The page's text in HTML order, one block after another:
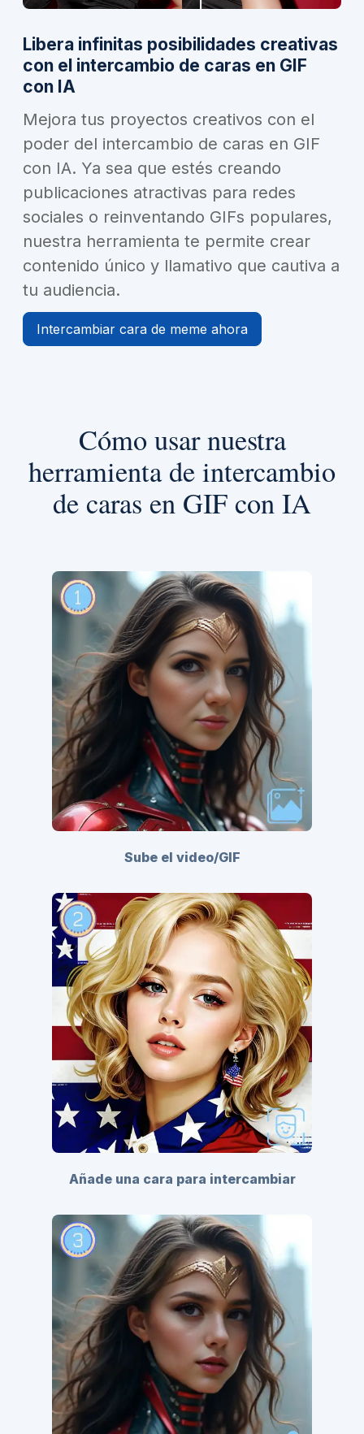
Libera infinitas posibilidades creativas
con el intercambio de caras en GIF
con IA
Mejora tus proyectos creativos con el
poder del intercambio de caras en GIF
con IA. Ya sea que estés creando
publicaciones atractivas para redes
sociales o reinventando GIFs populares,
nuestra herramienta te permite crear
contenido único y llamativo que cautiva a
tu audiencia.
Intercambiar cara de meme ahora
Cómo usar nuestra
herramienta de intercambio
de caras en GIF con IA
Sube el video/GIF
Añade una cara para intercambiar